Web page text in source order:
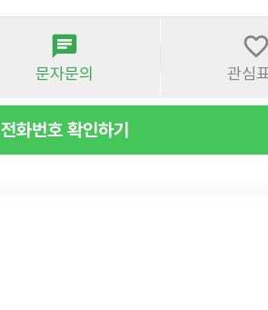
문자문의 관심
전화번호 확인하기